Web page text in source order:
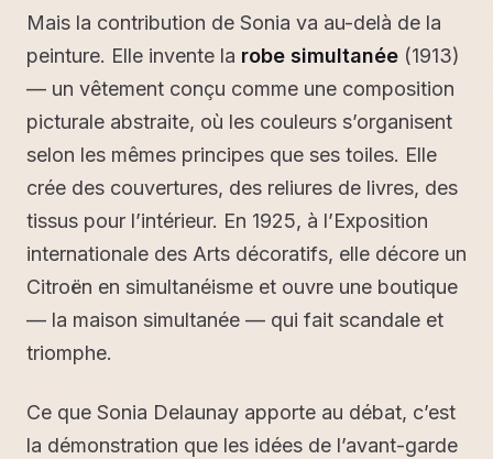
Mais la contribution de Sonia va au-delà de la
peinture. Elle invente la robe simultanée (1913)
— un vêtement conçu comme une composition
picturale abstraite, où les couleurs s’organisent
selon les mêmes principes que ses toiles. Elle
crée des couvertures, des reliures de livres, des
tissus pour l’intérieur. En 1925, à l’Exposition
internationale des Arts décoratifs, elle décore un
Citroën en simultanéisme et ouvre une boutique
— la maison simultanée — qui fait scandale et
triomphe.
Ce que Sonia Delaunay apporte au débat, c’est
la démonstration que les idées de l’avant-garde